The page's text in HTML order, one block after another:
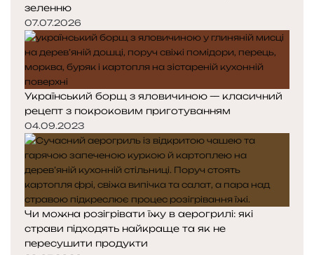
зеленню
07.07.2026
Український борщ з яловичиною — класичний
рецепт з покроковим приготуванням
04.09.2023
Чи можна розігрівати їжу в аерогрилі: які
страви підходять найкраще та як не
пересушити продукти